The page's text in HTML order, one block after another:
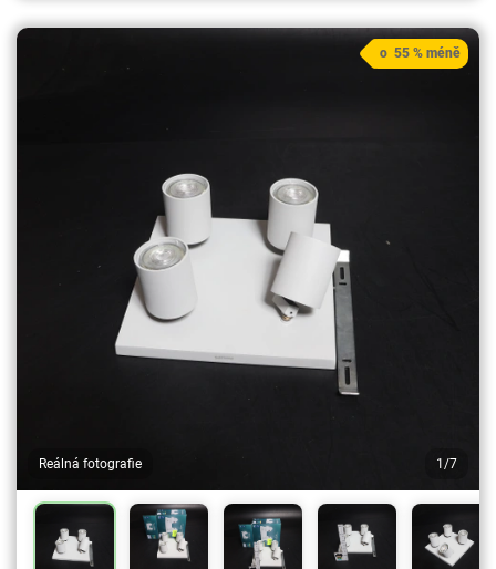
Reálná fotografie 1/7
o 55 % méně